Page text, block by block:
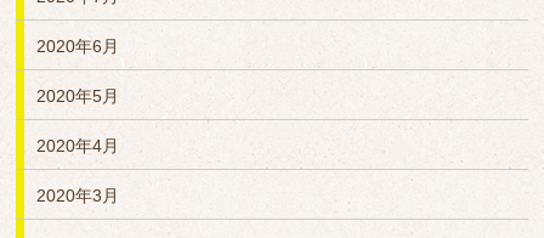
2020年6月
2020年5月
2020年4月
2020年3月